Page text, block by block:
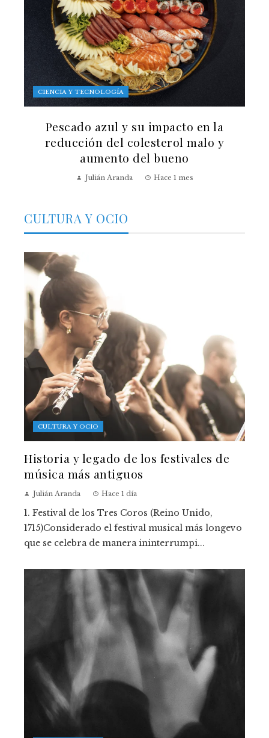
CIENCIA Y TECNOLOGÍA
Pescado azul y su impacto en la
reducción del colesterol malo y
aumento del bueno
Julián Aranda Hace 1 mes
CULTURA Y OCIO
CULTURA Y OCIO
Historia y legado de los festivales de
música más antiguos
Julián Aranda Hace 1 día
1. Festival de los Tres Coros (Reino Unido,
1715)Considerado el festival musical más longevo
que se celebra de manera ininterrumpi...